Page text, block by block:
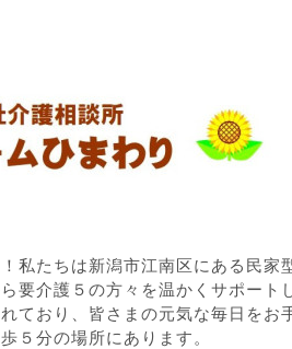
私たちは新潟市江南区にある民家
要介護５の方々を温かくサポート
ており、皆さまの元気な毎日をお
５分の場所にあります。